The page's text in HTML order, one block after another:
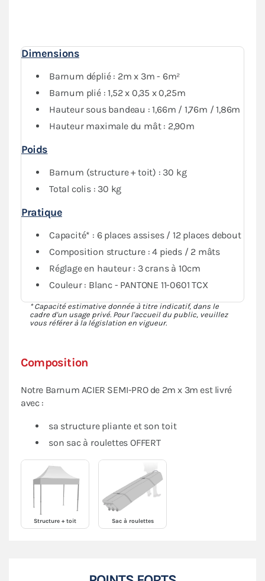
Composition
Notre Barnum ACIER SEMI-PRO de 2m x 3m est livré
avec :
sa structure pliante et son toit
son sac à roulettes OFFERT
Structure + toit Sac à roulettes
Dimensions
Barnum déplié : 2m x 3m - 6m²
Barnum plié : 1,52 x 0,35 x 0,25m
Hauteur sous bandeau : 1,66m / 1,76m / 1,86m
Hauteur maximale du mât : 2,90m
Poids
Barnum (structure + toit) : 30 kg
Total colis : 30 kg
Pratique
Capacité* : 6 places assises / 12 places debout
Composition structure : 4 pieds / 2 mâts
Réglage en hauteur : 3 crans à 10cm
Couleur : Blanc - PANTONE 11-0601 TCX
* Capacité estimative donnée à titre indicatif, dans le
cadre d'un usage privé. Pour l'accueil du public, veuillez
vous référer à la législation en vigueur.